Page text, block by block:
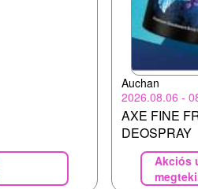
Auchan
2026.08.06 -
AXE FINE
DEOSPRAY
Akciós